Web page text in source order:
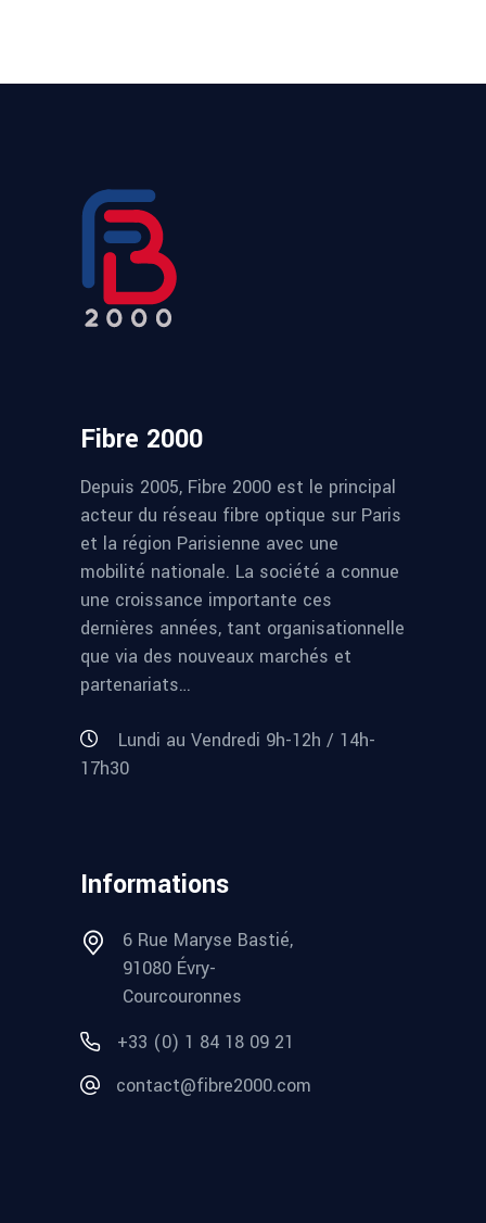
Fibre 2000
Depuis 2005, Fibre 2000 est le principal
acteur du réseau fibre optique sur Paris
et la région Parisienne avec une
mobilité nationale. La société a connue
une croissance importante ces
dernières années, tant organisationnelle
que via des nouveaux marchés et
partenariats…
Lundi au Vendredi 9h-12h / 14h-
17h30
Informations
6 Rue Maryse Bastié,
91080 Évry-
Courcouronnes
+33 (0) 1 84 18 09 21
contact@fibre2000.com